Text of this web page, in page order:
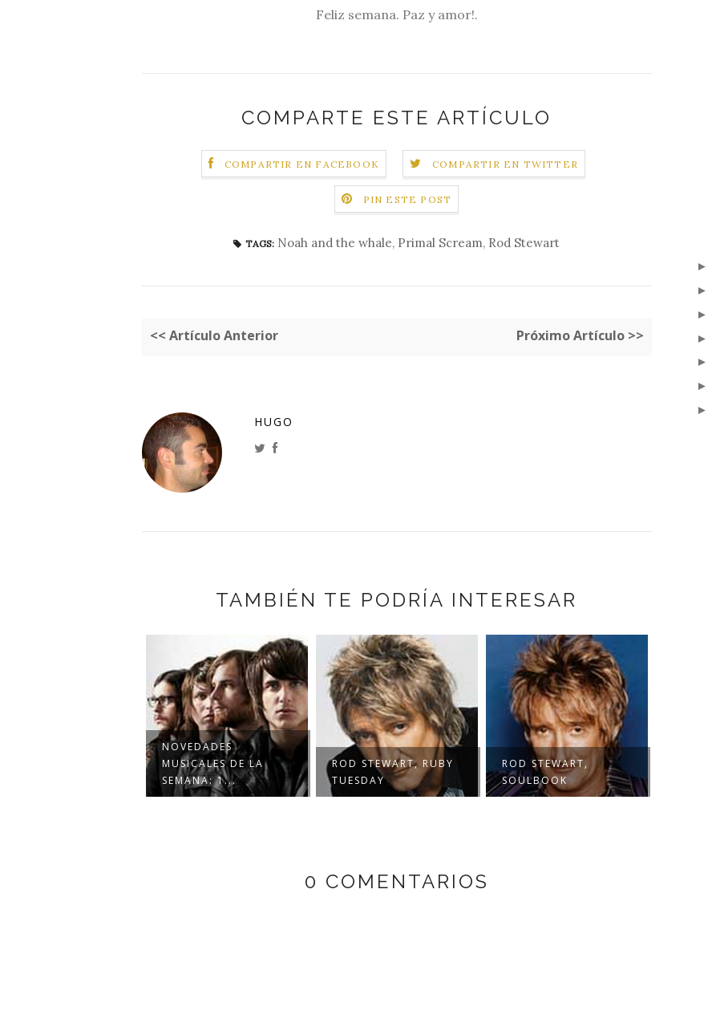
Feliz semana. Paz y amor!.
COMPARTE ESTE ARTÍCULO
COMPARTIR EN FACEBOOK COMPARTIR EN TWITTER
PIN ESTE POST
TAGS: Noah and the whale, Primal Scream, Rod Stewart
<< Artículo Anterior Próximo Artículo >>
HUGO
TAMBIÉN TE PODRÍA INTERESAR
NOVEDADES
MUSICALES DE LA
SEMANA: 1...
ROD STEWART, RUBY
TUESDAY
ROD STEWART,
SOULBOOK
0 COMENTARIOS
►
►
►
►
►
►
►